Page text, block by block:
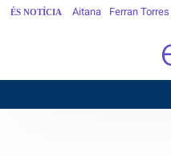
ÉS NOTÍCIA Aitana Ferran Torres